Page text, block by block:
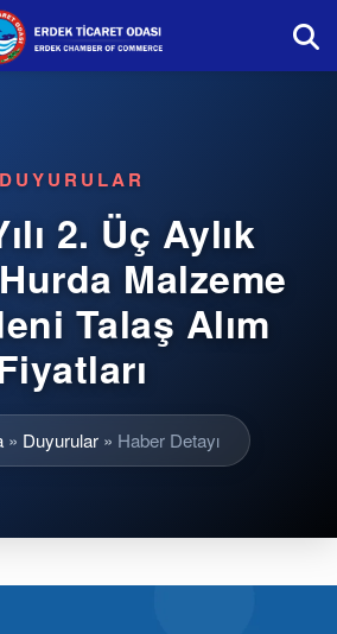
DUYURULAR
2. Üç Aylık
Malzeme
Talaş Alım
» Duyurular » Haber Detayı